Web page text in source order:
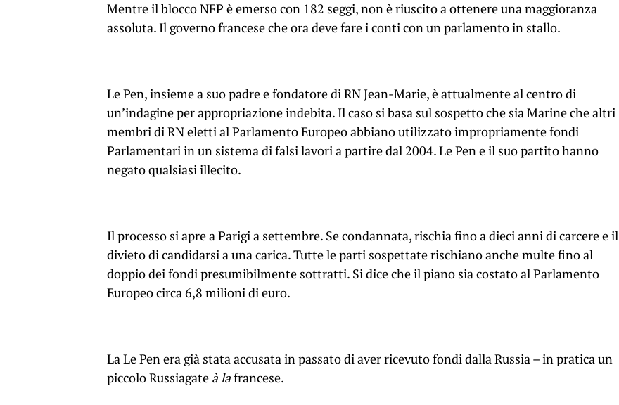
Mentre il blocco NFP è emerso con 182 seggi, non è riuscito a ottenere una maggioranza
assoluta. Il governo francese che ora deve fare i conti con un parlamento in stallo.
Le Pen, insieme a suo padre e fondatore di RN Jean-Marie, è attualmente al centro di
un’indagine per appropriazione indebita. Il caso si basa sul sospetto che sia Marine che altri
membri di RN eletti al Parlamento Europeo abbiano utilizzato impropriamente fondi
Parlamentari in un sistema di falsi lavori a partire dal 2004. Le Pen e il suo partito hanno
negato qualsiasi illecito.
Il processo si apre a Parigi a settembre. Se condannata, rischia fino a dieci anni di carcere e il
divieto di candidarsi a una carica. Tutte le parti sospettate rischiano anche multe fino al
doppio dei fondi presumibilmente sottratti. Si dice che il piano sia costato al Parlamento
Europeo circa 6,8 milioni di euro.
La Le Pen era già stata accusata in passato di aver ricevuto fondi dalla Russia – in pratica un
piccolo Russiagate à lafrancese.